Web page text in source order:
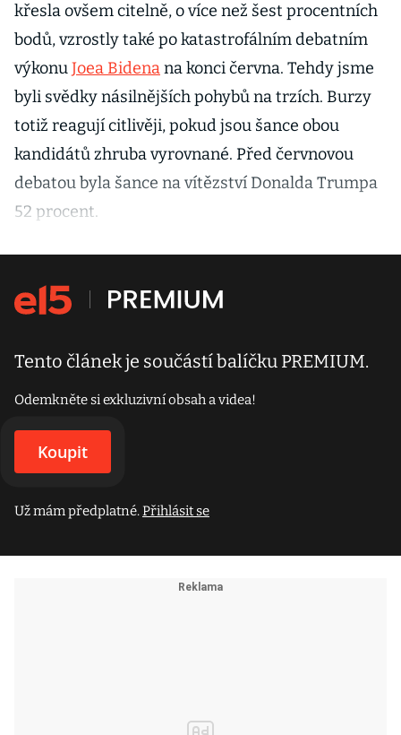
křesla ovšem citelně, o více než šest procentních
bodů, vzrostly také po katastrofálním debatním
výkonuJoea Bidenana konci června. Tehdy jsme
byli svědky násilnějších pohybů na trzích. Burzy
totiž reagují citlivěji, pokud jsou šance obou
kandidátů zhruba vyrovnané. Před červnovou
debatou byla šance na vítězství Donalda Trumpa
52 procent.
Tento článek je součástí balíčku PREMIUM.
Odemkněte si exkluzivní obsah a videa!
Koupit
Už mám předplatné.Přihlásit se